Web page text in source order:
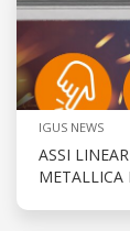
IGUS NEWS
ASSI
METALLICA